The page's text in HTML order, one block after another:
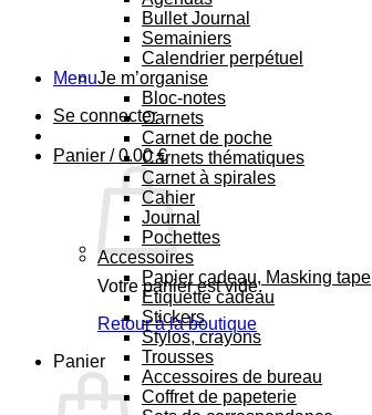
Menu
Se connecter
Panier /0.00€
Votre panier est vide.
Retour à la boutique
Panier
Bullet Journal
Semainiers
Calendrier perpétuel
Je m’organise
Bloc-notes
Carnets
Carnet de poche
Carnets thématiques
Carnet à spirales
Cahier
Journal
Pochettes
Accessoires
Papier cadeau, Masking tape
Etiquette cadeau
Stickers
Stylos, crayons
Trousses
Accessoires de bureau
Coffret de papeterie